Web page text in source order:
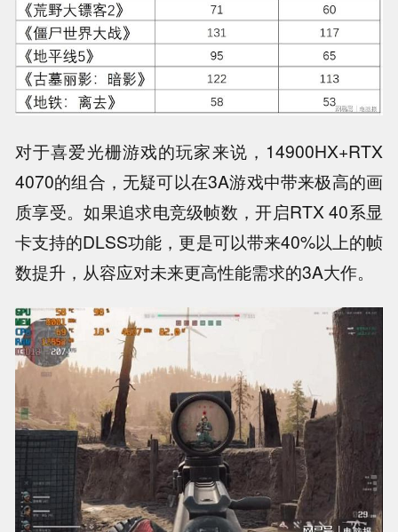
对于喜爱光栅游戏的玩家来说，14900HX+RTX
4070的组合，无疑可以在3A游戏中带来极高的画
质享受。如果追求电竞级帧数，开启RTX 40系显
卡支持的DLSS功能，更是可以带来40%以上的帧
数提升，从容应对未来更高性能需求的3A大作。